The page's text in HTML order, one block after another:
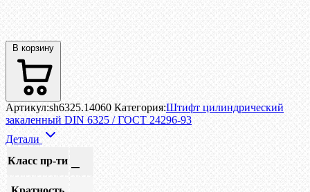
В корзину
Артикул:sh6325.14060 Категория:Штифт цилиндрический
закаленный DIN 6325 / ГОСТ 24296-93
Детали
Класс пр-ти —